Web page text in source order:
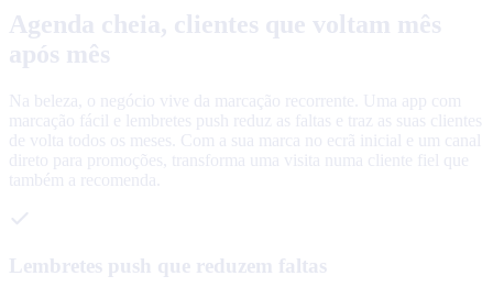
Agenda cheia, clientes que voltam mês
após mês
Na beleza, o negócio vive da marcação recorrente. Uma app com
marcação fácil e lembretes push reduz as faltas e traz as suas clientes
de volta todos os meses. Com a sua marca no ecrã inicial e um canal
direto para promoções, transforma uma visita numa cliente fiel que
também a recomenda.
Lembretes push que reduzem faltas